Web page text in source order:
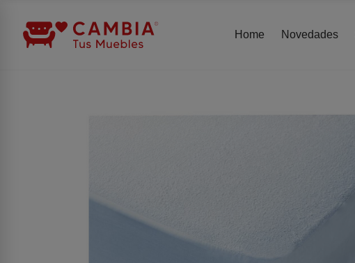
Home Novedades